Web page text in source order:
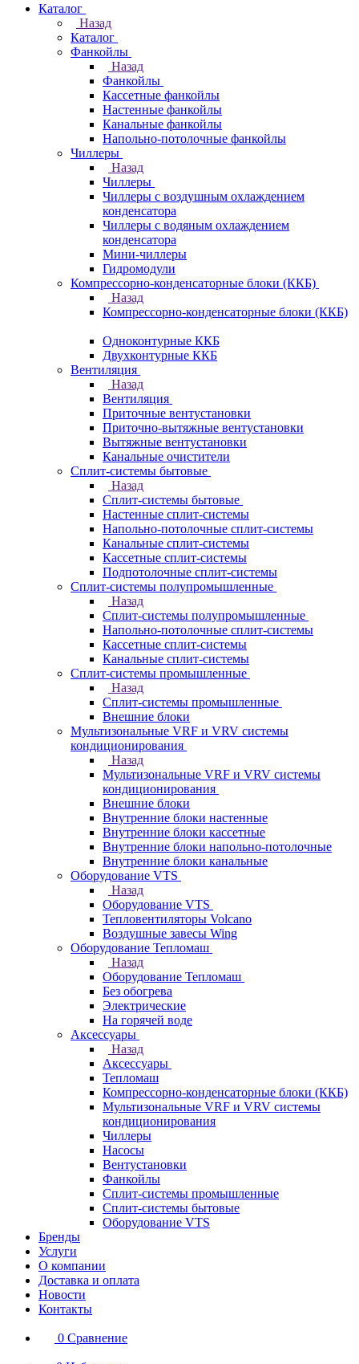
Каталог
Назад
Каталог
Фанкойлы
Назад
Фанкойлы
Кассетные фанкойлы
Настенные фанкойлы
Канальные фанкойлы
Напольно-потолочные фанкойлы
Чиллеры
Назад
Чиллеры
Чиллеры с воздушным охлаждением
конденсатора
Чиллеры с водяным охлаждением
конденсатора
Мини-чиллеры
Гидромодули
Компрессорно-конденсаторные блоки (ККБ)
Назад
Компрессорно-конденсаторные блоки (ККБ)
Одноконтурные ККБ
Двухконтурные ККБ
Вентиляция
Назад
Вентиляция
Приточные вентустановки
Приточно-вытяжные вентустановки
Вытяжные вентустановки
Канальные очистители
Сплит-системы бытовые
Назад
Сплит-системы бытовые
Настенные сплит-системы
Напольно-потолочные сплит-системы
Канальные сплит-системы
Кассетные сплит-системы
Подпотолочные сплит-системы
Сплит-системы полупромышленные
Назад
Сплит-системы полупромышленные
Напольно-потолочные сплит-системы
Кассетные сплит-системы
Канальные сплит-системы
Сплит-системы промышленные
Назад
Сплит-системы промышленные
Внешние блоки
Мультизональные VRF и VRV системы
кондиционирования
Назад
Мультизональные VRF и VRV системы
кондиционирования
Внешние блоки
Внутренние блоки настенные
Внутренние блоки кассетные
Внутренние блоки напольно-потолочные
Внутренние блоки канальные
Оборудование VTS
Назад
Оборудование VTS
Тепловентиляторы Volcano
Воздушные завесы Wing
Оборудование Тепломаш
Назад
Оборудование Тепломаш
Без обогрева
Электрические
На горячей воде
Аксессуары
Назад
Аксессуары
Тепломаш
Компрессорно-конденсаторные блоки (ККБ)
Мультизональные VRF и VRV системы
кондиционирования
Чиллеры
Насосы
Вентустановки
Фанкойлы
Сплит-системы промышленные
Сплит-системы бытовые
Оборудование VTS
Бренды
Услуги
О компании
Доставка и оплата
Новости
Контакты
0 Сравнение